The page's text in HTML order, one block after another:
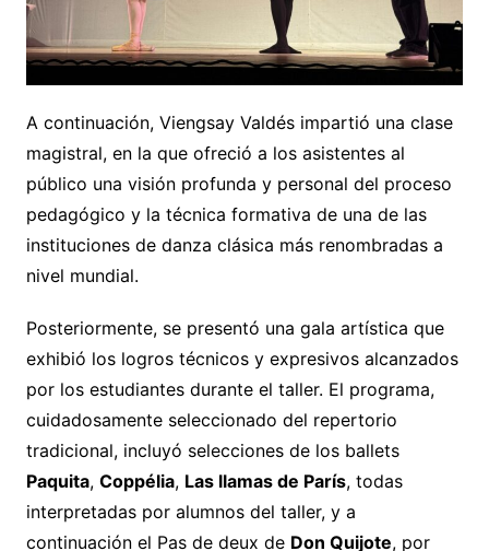
A continuación, Viengsay Valdés impartió una clase
magistral, en la que ofreció a los asistentes al
público una visión profunda y personal del proceso
pedagógico y la técnica formativa de una de las
instituciones de danza clásica más renombradas a
nivel mundial.
Posteriormente, se presentó una gala artística que
exhibió los logros técnicos y expresivos alcanzados
por los estudiantes durante el taller. El programa,
cuidadosamente seleccionado del repertorio
tradicional, incluyó selecciones de los ballets
Paquita, Coppélia, Las llamas de París, todas
interpretadas por alumnos del taller, y a
continuación el Pas de deux de Don Quijote, por